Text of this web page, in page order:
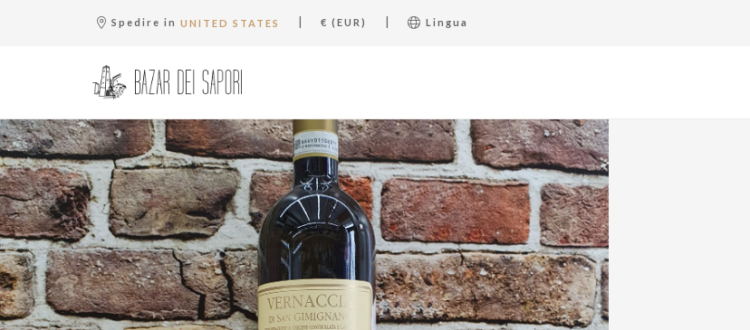
Spedire in UNITED STATES | € (EUR) | Lingua